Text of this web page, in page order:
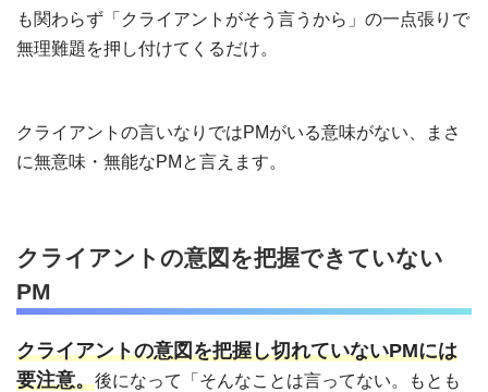
も関わらず「クライアントがそう言うから」の一点張りで
無理難題を押し付けてくるだけ。
クライアントの言いなりではPMがいる意味がない、まさ
に無意味・無能なPMと言えます。
クライアントの意図を把握できていない
PM
クライアントの意図を把握し切れていないPMには
要注意。後になって「そんなことは言ってない。もとも